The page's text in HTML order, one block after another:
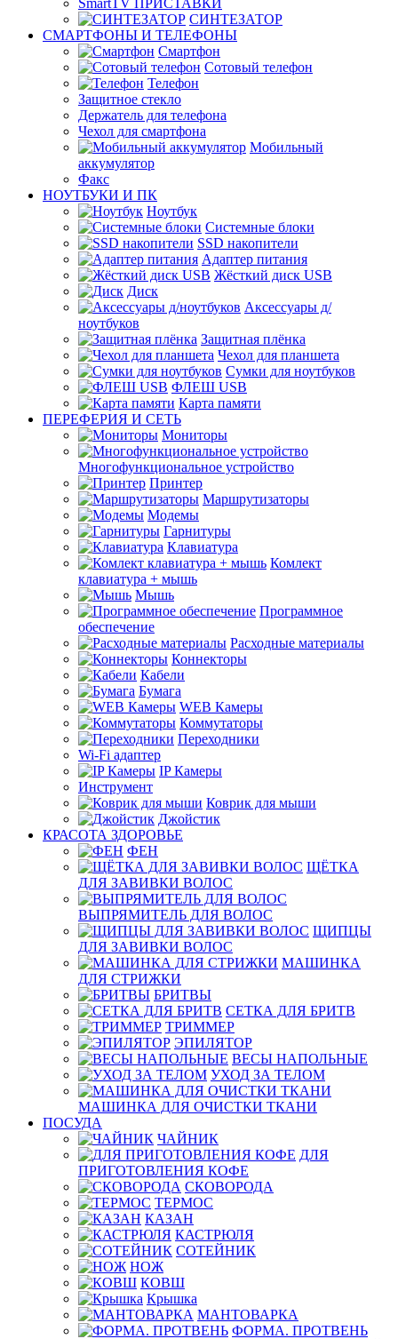
SmartTV ПРИСТАВКИ
СИНТЕЗАТОР
СМАРТФОНЫ И ТЕЛЕФОНЫ
Смартфон
Сотовый телефон
Телефон
Защитное стекло
Держатель для телефона
Чехол для смартфона
Мобильный
аккумулятор
Факс
НОУТБУКИ И ПК
Ноутбук
Системные блоки
SSD накопители
Адаптер питания
Жёсткий диск USB
Диск
Аксессуары д/
ноутбуков
Защитная плёнка
Чехол для планшета
Сумки для ноутбуков
ФЛЕШ USB
Карта памяти
ПЕРЕФЕРИЯ И СЕТЬ
Мониторы
Многофункциональное устройство
Принтер
Маршрутизаторы
Модемы
Гарнитуры
Клавиатура
Комлект
клавиатура + мышь
Мышь
Программное
обеспечение
Расходные материалы
Коннекторы
Кабели
Бумага
WEB Камеры
Коммутаторы
Переходники
Wi-Fi адаптер
IP Камеры
Инструмент
Коврик для мыши
Джойстик
КРАСОТА ЗДОРОВЬЕ
ФЕН
ЩЁТКА
ДЛЯ ЗАВИВКИ ВОЛОС
ВЫПРЯМИТЕЛЬ ДЛЯ ВОЛОС
ЩИПЦЫ
ДЛЯ ЗАВИВКИ ВОЛОС
МАШИНКА
ДЛЯ СТРИЖКИ
БРИТВЫ
СЕТКА ДЛЯ БРИТВ
ТРИММЕР
ЭПИЛЯТОР
ВЕСЫ НАПОЛЬНЫЕ
УХОД ЗА ТЕЛОМ
МАШИНКА ДЛЯ ОЧИСТКИ ТКАНИ
ПОСУДА
ЧАЙНИК
ДЛЯ
ПРИГОТОВЛЕНИЯ КОФЕ
СКОВОРОДА
ТЕРМОС
КАЗАН
КАСТРЮЛЯ
СОТЕЙНИК
НОЖ
КОВШ
Крышка
МАНТОВАРКА
ФОРМА. ПРОТВЕНЬ